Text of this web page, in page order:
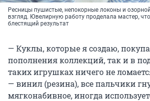
Ресницы пушистые, непокорные локоны и
взгляд. Ювелирную работу проделала мастер,
блестящий результат
— Куклы, которые я создаю,
пополнения коллекций, так и в
таких игрушках ничего не
— винил (резина), все пальчики
мягконабивное, иногда